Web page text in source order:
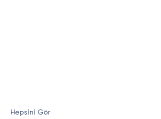
Hepsini Gör